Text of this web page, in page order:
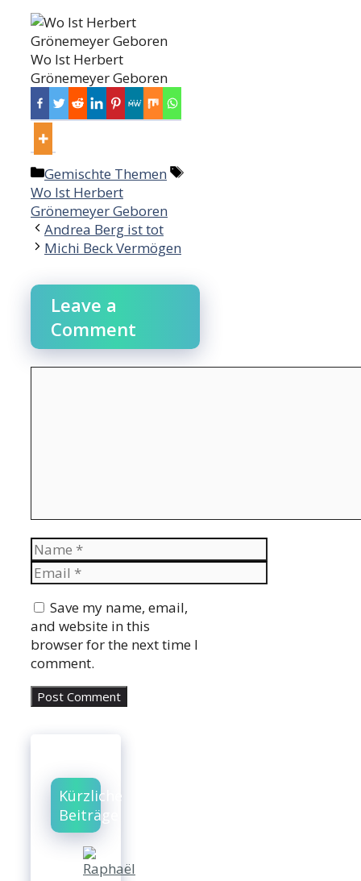
Wo Ist Herbert
Grönemeyer Geboren
Categories
Gemischte Themen
Tags
Wo Ist Herbert
Grönemeyer Geboren
Post
navigation
Andrea Berg ist tot
Michi Beck Vermögen
Leave a
Comment
Name
Email
Save my name, email,
and website in this
browser for the next time I
comment.
Kürzliche
Beiträge